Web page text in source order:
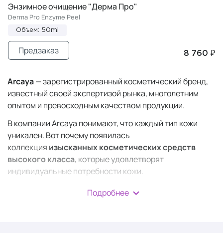
Энзимное очищение "Дерма Про"
Derma Pro Enzyme Peel
Объем: 50ml
8 760 ₽
Предзаказ
Arcaya— зарегистрированный косметический бренд,
известный своей экспертизой рынка, многолетним
опытом и превосходным качеством продукции.
В компании Arcaya понимают, что каждый тип кожи
уникален. Вот почему появилась
коллекция изысканных косметических средств
высокого класса, которые удовлетворят
индивидуальные потребности кожи.
Подробнее